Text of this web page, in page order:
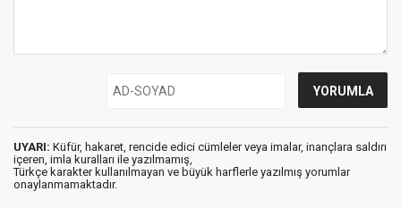
UYARI: Küfür, hakaret, rencide edici cümleler veya imalar, inançlara saldırı
içeren, imla kuralları ile yazılmamış,
Türkçe karakter kullanılmayan ve büyük harflerle yazılmış yorumlar
onaylanmamaktadır.